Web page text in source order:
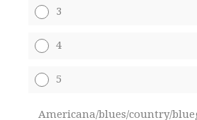
3
4
5
Americana/blues/country/